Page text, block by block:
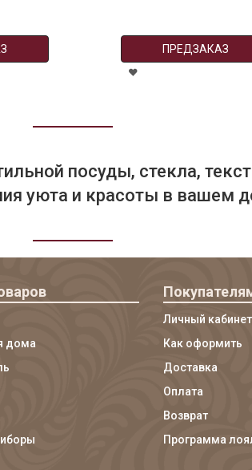
ПРЕДЗАКАЗ
посуды, стекла,
уюта и красоты в вашем
дома
Личный кабинет
Как оформить
Доставка
Оплата
Возврат
Программа